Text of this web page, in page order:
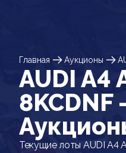
Главная Аукционы
AUDI A4
8KCDNF -
Текущие лоты AUDI A4